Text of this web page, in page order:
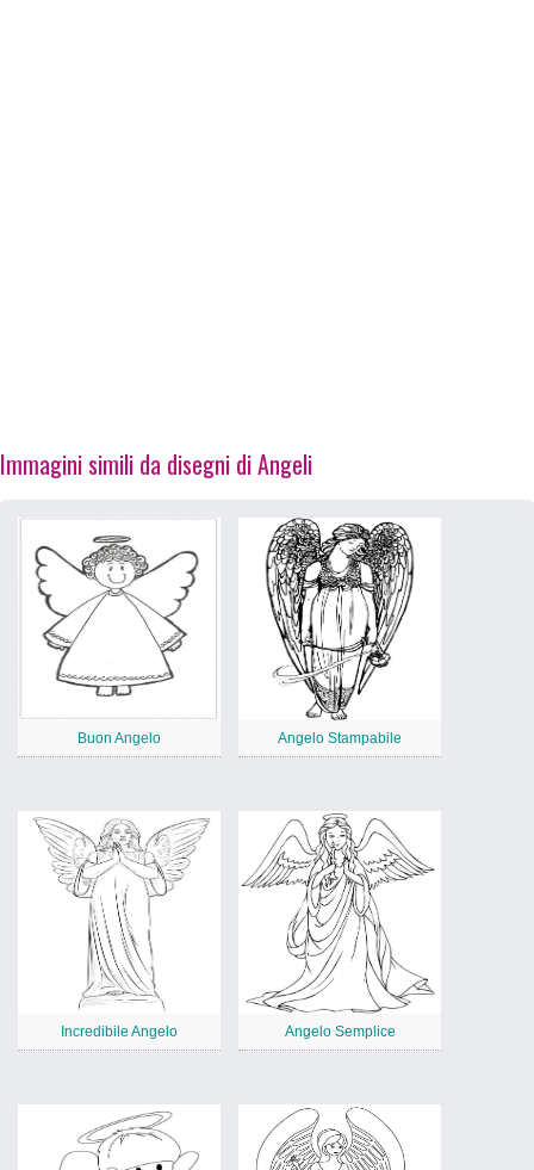
Immagini simili da disegni di Angeli
Buon Angelo Angelo Stampabile
Incredibile Angelo Angelo Semplice